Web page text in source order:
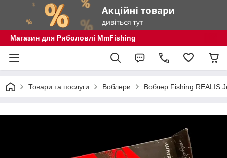
Магазин для Риболовлі MmFishing
Товари та послуги Воблери Воблер Fishing REALIS